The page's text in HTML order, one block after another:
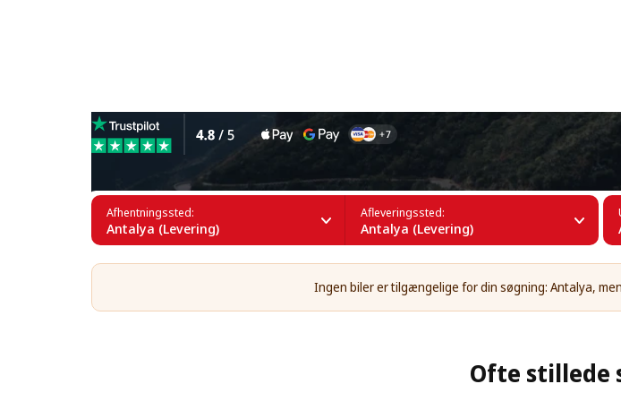
Afhentningssted:
Antalya (Levering)
Afleveringssted:
Antalya (Levering)
Ingen biler er tilgængelige for din søgning: Antalya,
Ofte stillede